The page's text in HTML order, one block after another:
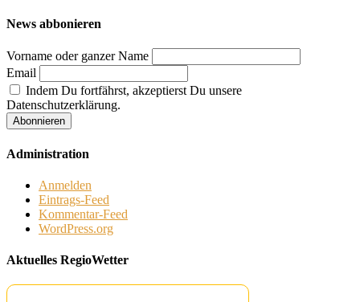
News abbonieren
Vorname oder ganzer Name
Email
Indem Du fortfährst, akzeptierst Du unsere
Datenschutzerklärung.
Administration
Anmelden
Eintrags-Feed
Kommentar-Feed
WordPress.org
Aktuelles RegioWetter